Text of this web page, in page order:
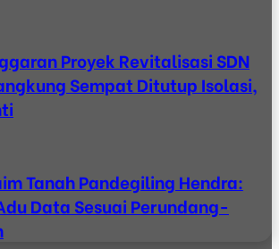
Proyek Revitalisasi SDN
Sempat Ditutup Isolasi,
Tanah Pandegiling Hendra:
Data Sesuai Perundang-